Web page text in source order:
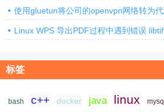
使用gluetun将公司的openvpn网络转为
Linux WPS 导出PDF过程中遇到错误
标签
bash c++ docker java linux mysql